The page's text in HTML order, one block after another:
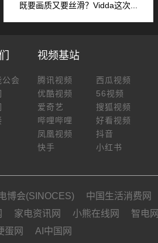
既要画质又要丝滑？Vidda这次...
公会
视频基站
腾讯视频
西瓜视频
优酷视频
56视频
爱奇艺
搜狐视频
哔哩哔哩
好看视频
凤凰视频
抖音
快手
小红书
博会(SINOCES) 中国生活消费网
家电资讯网 小熊在线网 智电网
蛋网 AI中国网